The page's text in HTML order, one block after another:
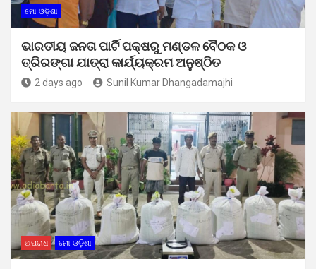
ମୋ ଓଡ଼ିଶା
ଭାରତୀୟ ଜନତା ପାର୍ଟି ପକ୍ଷରୁ ମଣ୍ଡଳ ବୈଠକ ଓ
ତ୍ରିରଙ୍ଗା ଯାତ୍ରା କାର୍ଯ୍ୟକ୍ରମ ଅନୁଷ୍ଠିତ
2 days ago Sunil Kumar Dhangadamajhi
ଅପରାଧ ମୋ ଓଡ଼ିଶା